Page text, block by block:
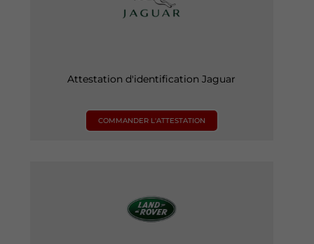
Attestation d'identification Jaguar
COMMANDER L'ATTESTATION